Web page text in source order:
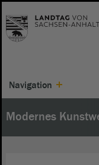
Navigation
Modernes